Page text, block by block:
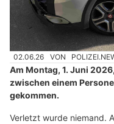
02.06.26 VON
Am Montag, 1. Juni
zwischen einem
gekommen.
Verletzt wurde niemand.